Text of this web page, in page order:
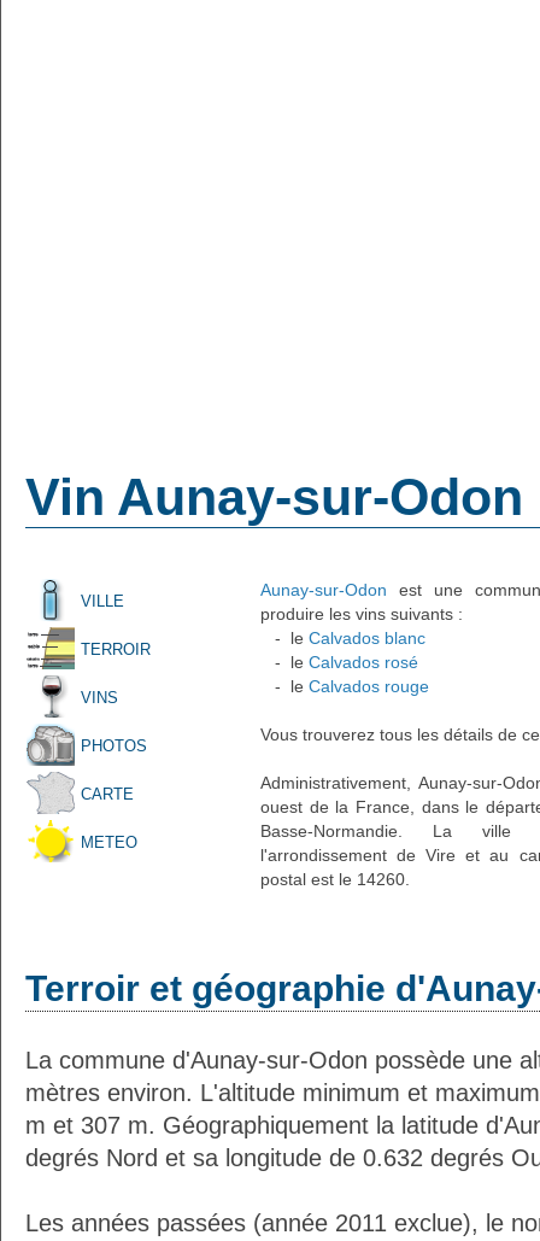
Vin Aunay-sur-Odon
VILLE
TERROIR
VINS
PHOTOS
CARTE
METEO
Aunay-sur-Odon est une
produire les vins suivants :
- le Calvados blanc
- le Calvados rosé
- le Calvados rouge
Vous trouverez tous les détails de
Administrativement, Aunay-sur-
ouest de la France, dans le
Basse-Normandie. La ville
l'arrondissement de Vire et au
postal est le 14260.
Terroir et géographie
La commune d'Aunay-sur-Odon possède une
mètres environ. L'altitude minimum et
m et 307 m. Géographiquement la latitude
degrés Nord et sa longitude de 0.632 degrés
Les années passées (année 2011 exclue), le